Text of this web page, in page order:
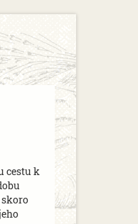
cestu k
skoro